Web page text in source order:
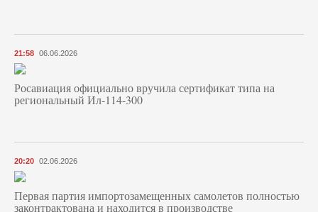
21:58 06.06.2026
Росавиация официально вручила сертификат типа на
региональный Ил-114-300
20:20 02.06.2026
Первая партия импортозамещенных самолетов полностью
законтрактована и находится в производстве